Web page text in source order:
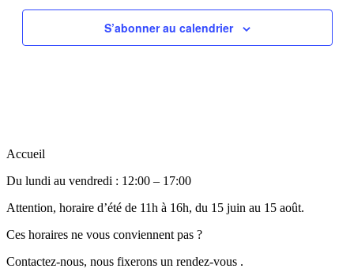
S’abonner au calendrier
Accueil
Du lundi au vendredi : 12:00 – 17:00
Attention, horaire d’été de 11h à 16h, du 15 juin au 15 août.
Ces horaires ne vous conviennent pas ?
Contactez-nous, nous fixerons un rendez-vous .